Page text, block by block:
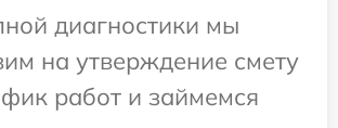
диагностики мы
на утверждение смету
работ и займемся